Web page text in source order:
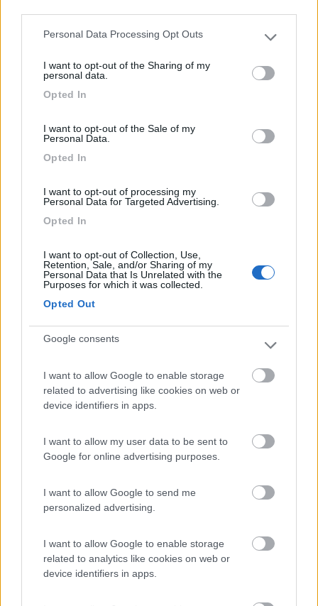
Please note that this website/app uses one or more Google
not limited to your visit or usage behaviour. You may click to
grant or deny consent to Google and its third-party tags to
use your data for below specified purposes in below Google
Personal Data Processing Opt Outs
I want to opt-out of the Sharing of my
personal data.
Opted In
I want to opt-out of the Sale of my
Personal Data.
Opted In
I want to opt-out of processing my
Personal Data for Targeted Advertising.
Opted In
I want to opt-out of Collection, Use,
Retention, Sale, and/or Sharing of my
Personal Data that Is Unrelated with the
Purposes for which it was collected.
Opted Out
Google consents
I want to allow Google to enable storage
related to advertising like cookies on web or
device identifiers in apps.
I want to allow my user data to be sent to
Google for online advertising purposes.
I want to allow Google to send me
personalized advertising.
I want to allow Google to enable storage
related to analytics like cookies on web or
device identifiers in apps.
In risposta al messaggio diigorbdel14/10/2019alle15:29:27
La Foresta Casentinese copre un'ampio territorio a cavallo tra la
Eremi di Camaldoli e La Verna, consiglio la cittadina di STIA ( Area sosta
Grazie per le info!
IvanG
3197
Carino anche il versante romagnolo con Bagno di Romagna, le
Balze, la diga di Ridracoli ed il suo splendido ecomuseo ecc.
Viaggio su: Helix Izoard 555 S
olivan76
Inserito il16/10/2019 alle:19:52:25
In risposta al messaggio di
totalmente sconosciuta per noi ma dopo aver letto un'articolo di giornale
che parlava della bellezza di questa foresta soprattutto in autunno per il
Ciao Mc family,se le tue intenzioni sono di fare una bella
camminata nel bosco sicuramente l'area dei "Fangacci" va
del monte Falterona e del Falco e poco più oltre le sorgenti
dell'Arno.Anche l'area di Campigna,presso."Lo Scoiattolo", non è
male per passeggiare e per mangiare al ristorante stesso.
l'Idromuseo per sapere se è aperta ed eventualmente prenotare